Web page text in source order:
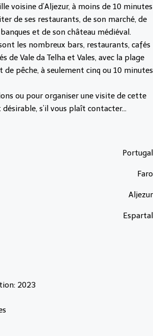
voisine d’Aljezur, à moins de 10 minutes
de ses restaurants, de son marché, de
et de son château médiéval.
les nombreux bars, restaurants, cafés
de Vale da Telha et Vales, avec la plage
pêche, à seulement cinq ou 10 minutes
ou pour organiser une visite de cette
s’il vous plaît contacter...
Portugal
Faro
Aljezur
Espartal
2023